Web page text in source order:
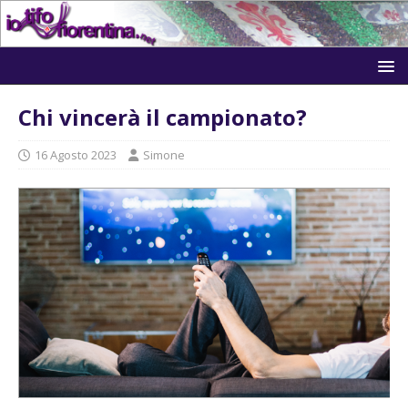
Chi vincerà il campionato?
16 Agosto 2023 Simone